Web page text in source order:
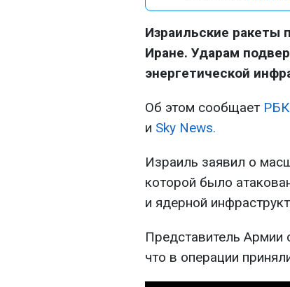
Израильские ракеты
Иране. Ударам
энергетической
Об этом сообщает
и Sky News.
Израиль заявил о
которой было
и ядерной
Представитель
что в операции